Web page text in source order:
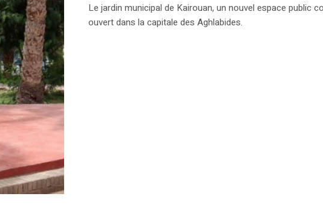
Le jardin municipal de Kairouan, un nouvel espace public
ouvert dans la capitale des Aghlabides.